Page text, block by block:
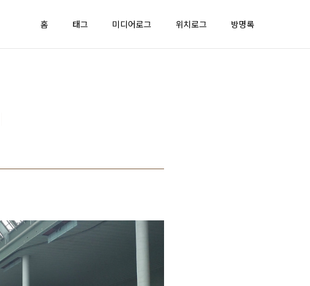
홈
태그 미디어로그 위치로그 방명록